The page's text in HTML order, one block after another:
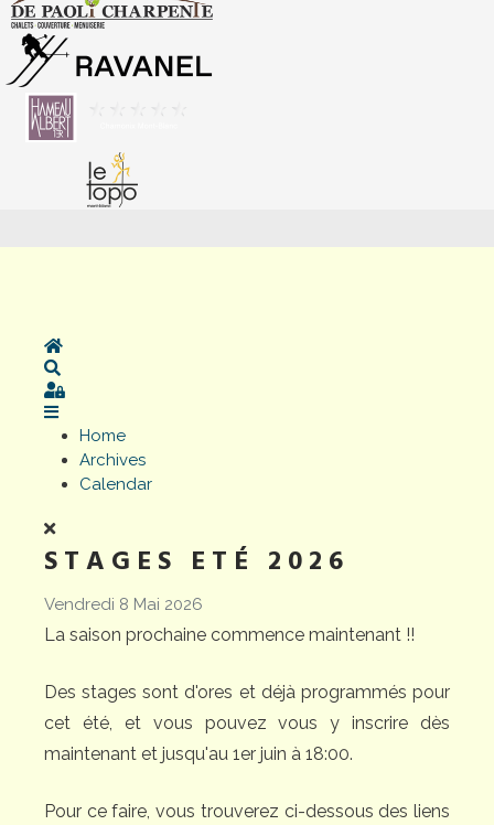
Home
Sign In
Home
Archives
Calendar
STAGES ETÉ 2026
Vendredi 8 Mai 2026
La saison prochaine commence maintenant !!
Des stages sont d'ores et déjà programmés pour
cet été, et vous pouvez vous y inscrire dès
maintenant et jusqu'au 1er juin à 18:00.
Pour ce faire, vous trouverez ci-dessous des liens